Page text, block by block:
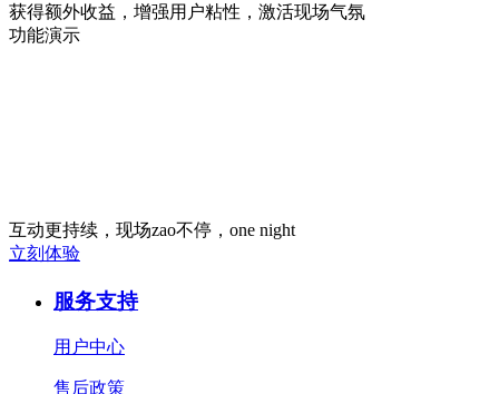
获得额外收益，增强用户粘性，激活现场气氛
功能演示
互动更持续，现场zao不停，one night
立刻体验
服务支持
用户中心
售后政策